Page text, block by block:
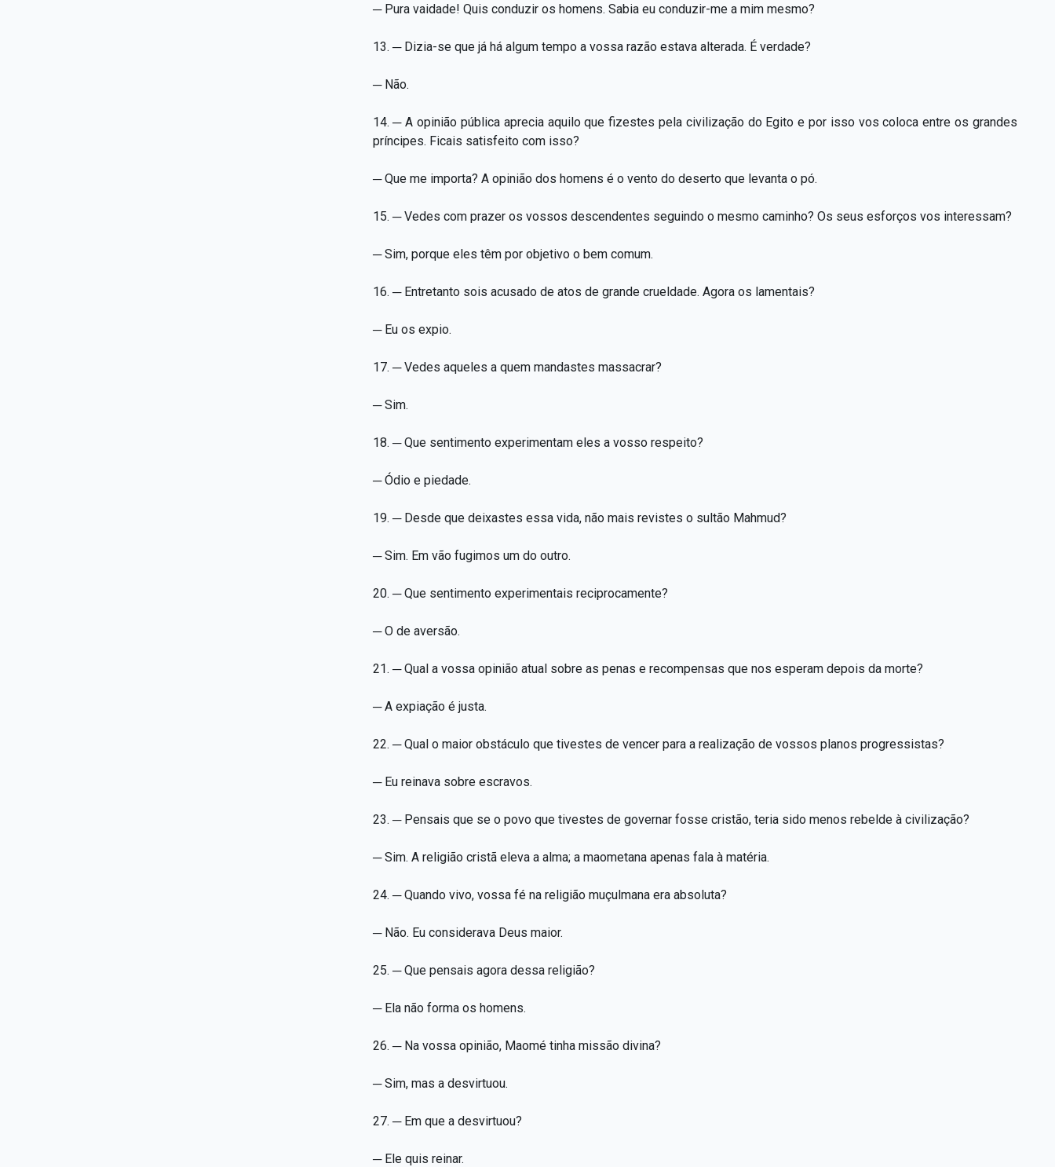
─ Pura vaidade! Quis conduzir os homens. Sabia eu conduzir-me a mim mesmo?
13. ─ Dizia-se que já há algum tempo a vossa razão estava alterada. É verdade?
─ Não.
14. ─ A opinião pública aprecia aquilo que fizestes pela civilização do Egito e por isso vos coloca entre os grandes
príncipes. Ficais satisfeito com isso?
─ Que me importa? A opinião dos homens é o vento do deserto que levanta o pó.
15. ─ Vedes com prazer os vossos descendentes seguindo o mesmo caminho? Os seus esforços vos interessam?
─ Sim, porque eles têm por objetivo o bem comum.
16. ─ Entretanto sois acusado de atos de grande crueldade. Agora os lamentais?
─ Eu os expio.
17. ─ Vedes aqueles a quem mandastes massacrar?
─ Sim.
18. ─ Que sentimento experimentam eles a vosso respeito?
─ Ódio e piedade.
19. ─ Desde que deixastes essa vida, não mais revistes o sultão Mahmud?
─ Sim. Em vão fugimos um do outro.
20. ─ Que sentimento experimentais reciprocamente?
─ O de aversão.
21. ─ Qual a vossa opinião atual sobre as penas e recompensas que nos esperam depois da morte?
─ A expiação é justa.
22. ─ Qual o maior obstáculo que tivestes de vencer para a realização de vossos planos progressistas?
─ Eu reinava sobre escravos.
23. ─ Pensais que se o povo que tivestes de governar fosse cristão, teria sido menos rebelde à civilização?
─ Sim. A religião cristã eleva a alma; a maometana apenas fala à matéria.
24. ─ Quando vivo, vossa fé na religião muçulmana era absoluta?
─ Não. Eu considerava Deus maior.
25. ─ Que pensais agora dessa religião?
─ Ela não forma os homens.
26. ─ Na vossa opinião, Maomé tinha missão divina?
─ Sim, mas a desvirtuou.
27. ─ Em que a desvirtuou?
─ Ele quis reinar.